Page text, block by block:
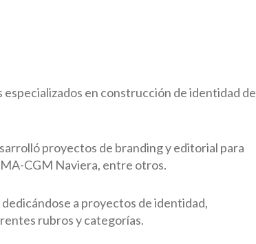
en construcción de identidad de
proyectos de branding y editorial para
CGM Naviera, entre otros.
a proyectos de identidad,
rubros y categorías.